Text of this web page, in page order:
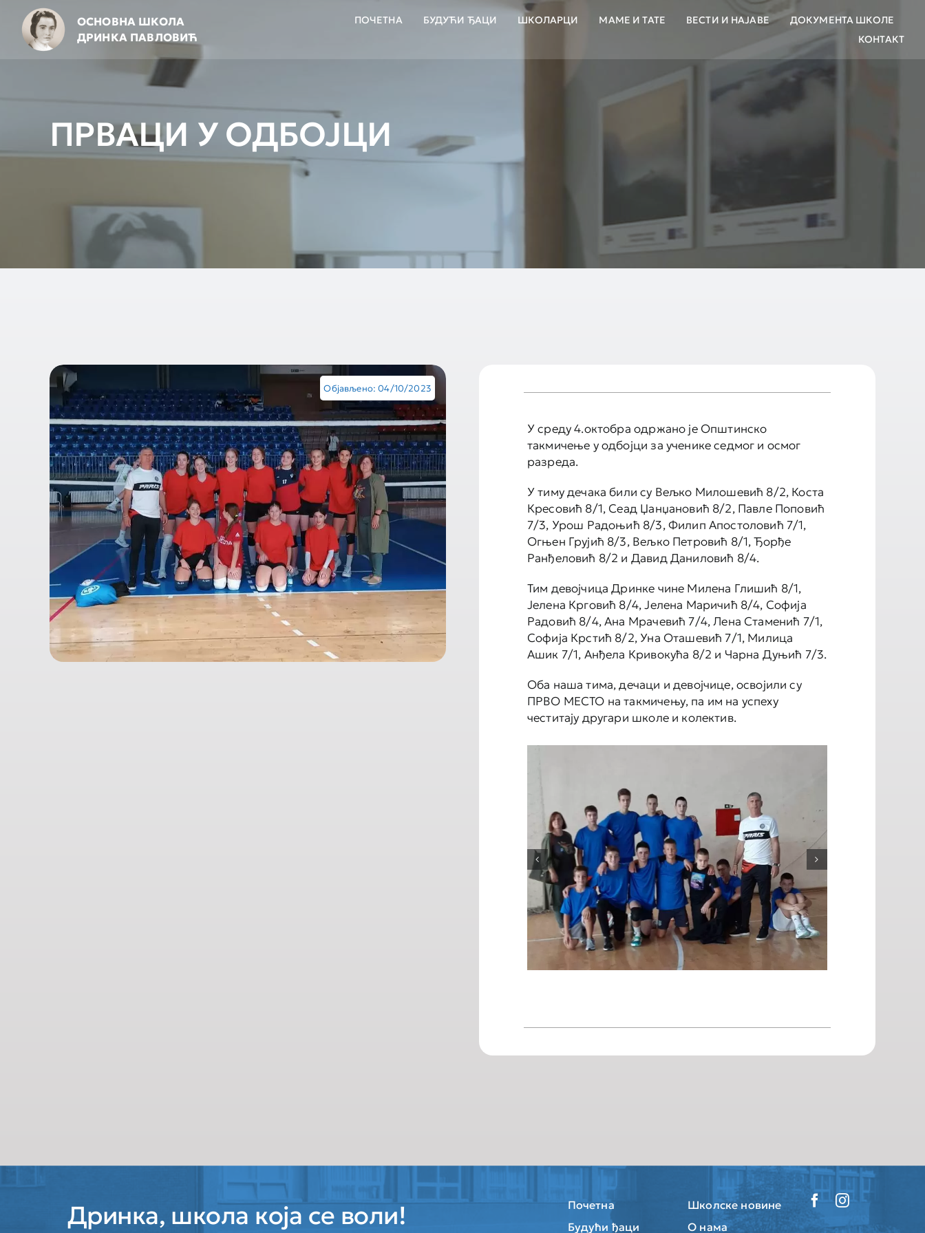
content
ОСНОВНА ШКОЛА
ДРИНКА ПАВЛОВИЋ
ПОЧЕТНА БУДУЋИ ЂАЦИ ШКОЛАРЦИ МАМЕ И ТАТЕ ВЕСТИ И НАЈАВЕ
ДОКУМЕНТА ШКОЛЕ
КОНТАКТ
ПРВАЦИ У ОДБОЈЦИ
Објављено: 04/10/2023
У среду 4.октобра одржано је Општинско
такмичење у одбојци за ученике седмог и осмог
разреда.
У тиму дечака били су Вељко Милошевић 8/2, Коста
Кресовић 8/1, Сеад Џанџановић 8/2, Павле Поповић
7/3, Урош Радоњић 8/3, Филип Апостоловић 7/1,
Огњен Грујић 8/3, Вељко Петровић 8/1, Ђорђе
Ранђеловић 8/2 и Давид Даниловић 8/4.
Тим девојчица Дринке чине Милена Глишић 8/1,
Јелена Крговић 8/4, Јелена Маричић 8/4, Софија
Радовић 8/4, Ана Мрачевић 7/4, Лена Стаменић 7/1,
Софија Крстић 8/2, Уна Оташевић 7/1, Милица
Ашик 7/1, Анђела Кривокућа 8/2 и Чарна Дуњић 7/3.
Оба наша тима, дечаци и девојчице, освојили су
ПРВО МЕСТО на такмичењу, па им на успеху
честитају другари школе и колектив.
Дринка, школа која се воли!
Почетна
Будући ђаци
Школске новине
О нама